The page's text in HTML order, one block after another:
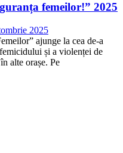
femeilor!” 2025
2025
ajunge la cea de-a
și a violenței de
alte orașe. Pe